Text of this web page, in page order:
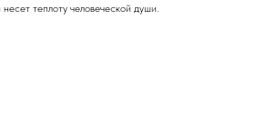
теплоту человеческой души.